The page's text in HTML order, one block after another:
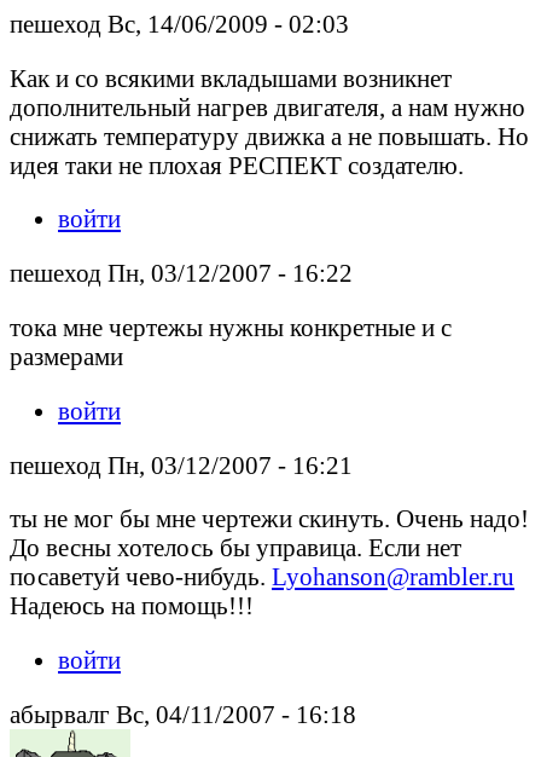
пешеход Вс, 14/06/2009 - 02:03
Как и со всякими вкладышами возникнет
дополнительный нагрев двигателя, а нам нужно
снижать температуру движка а не повышать. Но
идея таки не плохая РЕСПЕКТ создателю.
войти
пешеход Пн, 03/12/2007 - 16:22
тока мне чертежы нужны конкретные и с
размерами
войти
пешеход Пн, 03/12/2007 - 16:21
ты не мог бы мне чертежи скинуть. Очень надо!
До весны хотелось бы управица. Если нет
посаветуй чево-нибудь. Lyohanson@rambler.ru
Надеюсь на помощь!!!
войти
абырвалг Вс, 04/11/2007 - 16:18